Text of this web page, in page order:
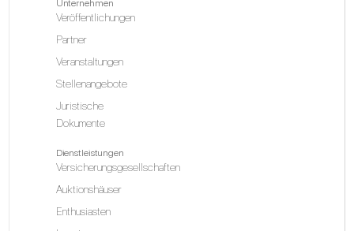
Unternehmen
Veröffentlichungen
Partner
Veranstaltungen
Stellenangebote
Juristische
Dokumente
Dienstleistungen
Versicherungsgesellschaften
Auktionshäuser
Enthusiasten